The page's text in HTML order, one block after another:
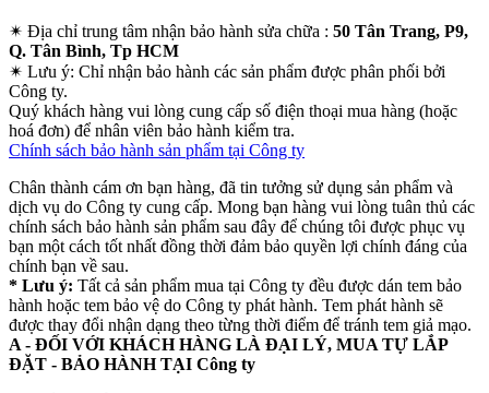
✴ Địa chỉ trung tâm nhận bảo hành sửa chữa : 50 Tân Trang, P9,
Q. Tân Bình, Tp HCM
✴ Lưu ý: Chỉ nhận bảo hành các sản phẩm được phân phối bởi
Công ty.
Quý khách hàng vui lòng cung cấp số điện thoại mua hàng (hoặc
hoá đơn) để nhân viên bảo hành kiểm tra.
Chính sách bảo hành sản phẩm tại Công ty
Chân thành cám ơn bạn hàng, đã tin tưởng sử dụng sản phẩm và
dịch vụ do Công ty cung cấp. Mong bạn hàng vui lòng tuân thủ các
chính sách bảo hành sản phẩm sau đây để chúng tôi được phục vụ
bạn một cách tốt nhất đồng thời đảm bảo quyền lợi chính đáng của
chính bạn về sau.
* Lưu ý: Tất cả sản phẩm mua tại Công ty đều được dán tem bảo
hành hoặc tem bảo vệ do Công ty phát hành. Tem phát hành sẽ
được thay đổi nhận dạng theo từng thời điểm để tránh tem giả mạo.
A - ĐỐI VỚI KHÁCH HÀNG LÀ ĐẠI LÝ, MUA TỰ LẮP
ĐẶT - BẢO HÀNH TẠI Công ty